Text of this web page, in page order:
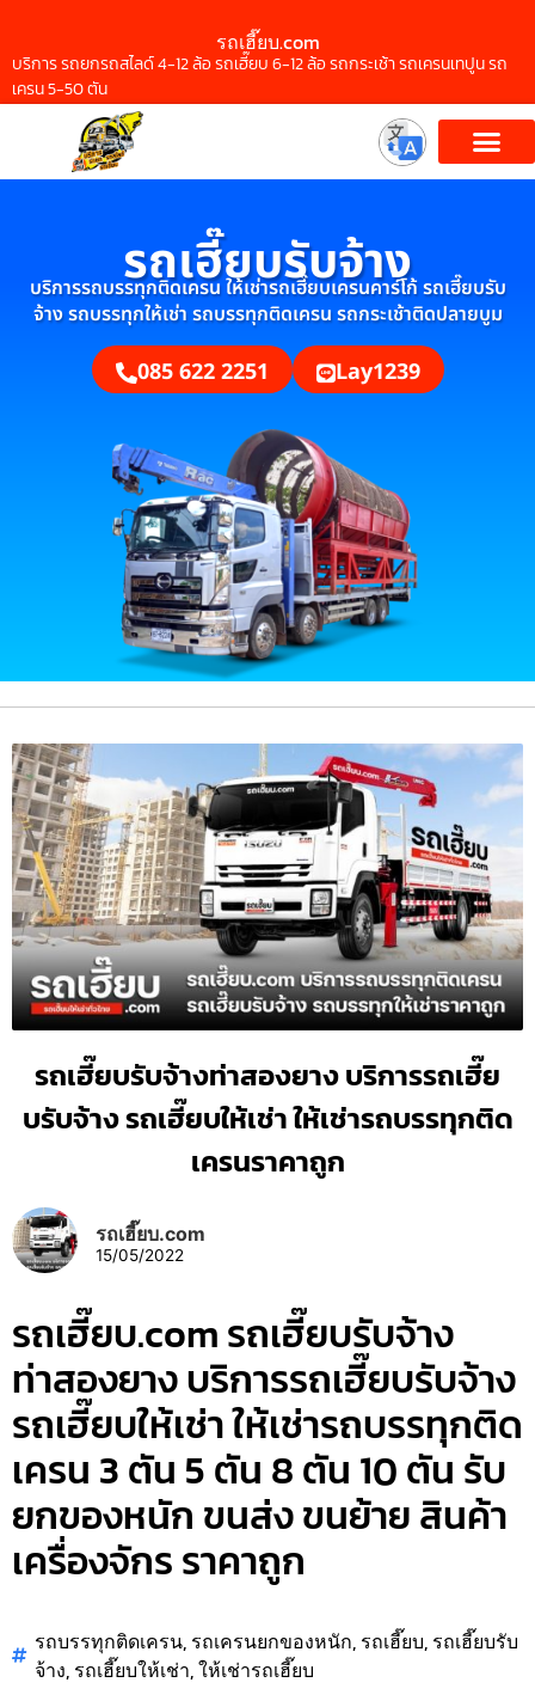
รถเฮี๊ยบ.com
บริการ รถยกรถสไลด์ 4-12 ล้อ รถเฮี๊ยบ 6-12 ล้อ รถกระเช้า รถเครนเทปูน รถ
เครน 5-50 ตัน
รถเฮี๊ยบรับจ้าง
บริการรถบรรทุกติดเครน ให้เช่ารถเฮี๊ยบเครนคาร์โก้ รถเฮี๊ยบรับ
จ้าง รถบรรทุกให้เช่า รถบรรทุกติดเครน รถกระเช้าติดปลายบูม
085 622 2251 Lay1239
รถเฮี๊ยบรับจ้างท่าสองยาง บริการรถเฮี๊ย
บรับจ้าง รถเฮี๊ยบให้เช่า ให้เช่ารถบรรทุกติด
เครนราคาถูก
รถเฮี๊ยบ.com
15/05/2022
รถเฮี๊ยบ.com รถเฮี๊ยบรับจ้าง
ท่าสองยาง บริการรถเฮี๊ยบรับจ้าง
รถเฮี๊ยบให้เช่า ให้เช่ารถบรรทุกติด
เครน 3 ตัน 5 ตัน 8 ตัน 10 ตัน รับ
ยกของหนัก ขนส่ง ขนย้าย สินค้า
เครื่องจักร ราคาถูก
รถบรรทุกติดเครน, รถเครนยกของหนัก, รถเฮี๊ยบ, รถเฮี๊ยบรับ
จ้าง, รถเฮี๊ยบให้เช่า,ให้เช่ารถเฮี๊ยบ